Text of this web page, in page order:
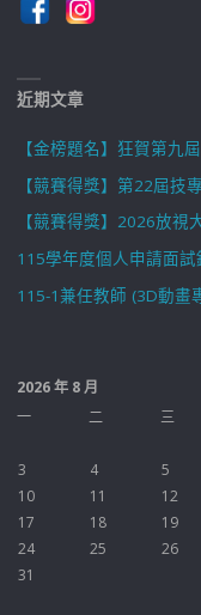
近期文章
【金榜題名】狂賀第九
【競賽得獎】第22屆技
【競賽得獎】2026放視
115學年度個人申請面
115-1兼任教師 (3D動畫
2026 年 8 月
一
二 三
3
4 5
10
11 12
17
18 19
24
25 26
31